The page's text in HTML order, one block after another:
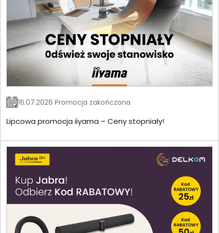
16.07.2026 Promocja zakończona
Lipcowa promocja iiyama – Ceny stopniały!